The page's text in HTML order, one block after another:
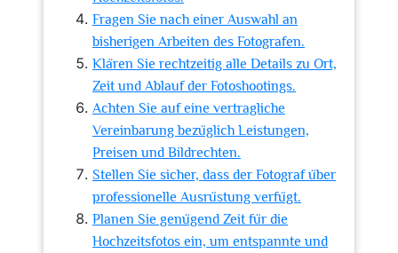
Fragen Sie nach einer Auswahl an
bisherigen Arbeiten des Fotografen.
Klären Sie rechtzeitig alle Details zu Ort,
Zeit und Ablauf der Fotoshootings.
Achten Sie auf eine vertragliche
Vereinbarung bezüglich Leistungen,
Preisen und Bildrechten.
Stellen Sie sicher, dass der Fotograf über
professionelle Ausrüstung verfügt.
Planen Sie genügend Zeit für die
Hochzeitsfotos ein, um entspannte und